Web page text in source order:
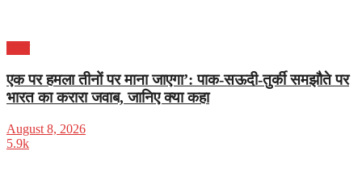
एक पर हमला तीनों पर माना जाएगा’: पाक-सऊदी-तुर्की समझौते पर
भारत का करारा जवाब, जानिए क्या कहा
August 8, 2026
5.9k